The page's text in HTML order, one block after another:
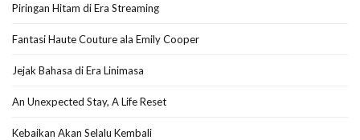
Piringan Hitam di Era Streaming
Fantasi Haute Couture ala Emily Cooper
Jejak Bahasa di Era Linimasa
An Unexpected Stay, A Life Reset
Kebaikan Akan Selalu Kembali